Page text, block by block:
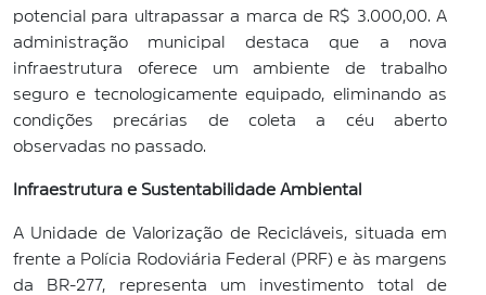
potencial para ultrapassar a marca de R$ 3.000,00. A
administração municipal destaca que a nova
infraestrutura oferece um ambiente de trabalho
seguro e tecnologicamente equipado, eliminando as
condições precárias de coleta a céu aberto
observadas no passado.
Infraestrutura e Sustentabilidade Ambiental
A Unidade de Valorização de Recicláveis, situada em
frente a Polícia Rodoviária Federal (PRF) e às margens
da BR-277, representa um investimento total de